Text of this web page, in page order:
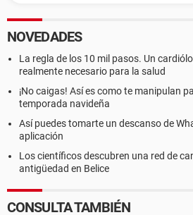
NOVEDADES
La regla de los 10 mil pasos. Un
realmente necesario para la salud
¡No caigas! Así es como te manipulan
temporada navideña
Así puedes tomarte un descanso de
aplicación
Los científicos descubren una red de
antigüedad en Belice
CONSULTA TAMBIÉN